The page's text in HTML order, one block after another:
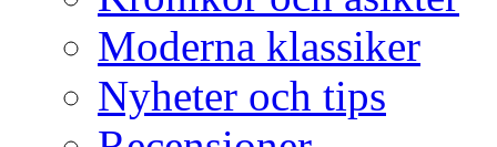
Moderna klassiker
Nyheter och tips